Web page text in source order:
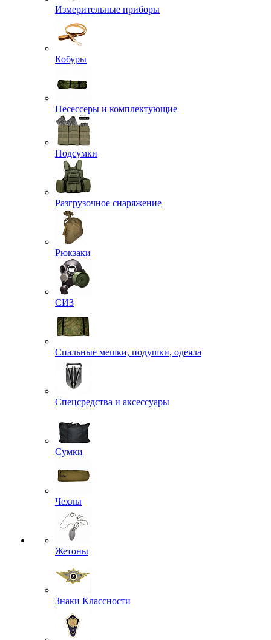
Измерительные приборы
Кобуры
Несессеры и комплектующие
Подсумки
Разгрузочное снаряжение
Рюкзаки
СИЗ
Спальные мешки, подушки, одеяла
Спецсредства и аксессуары
Сумки
Чехлы
Жетоны
Знаки Классности